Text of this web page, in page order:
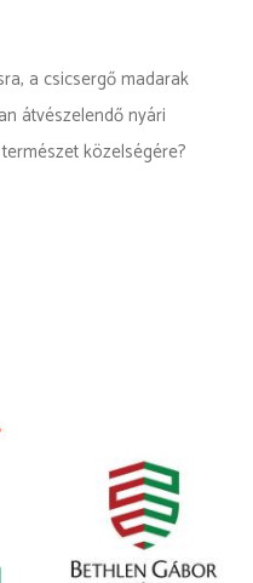
a csicsergő madarak
átvészelendő nyári
közelségére?